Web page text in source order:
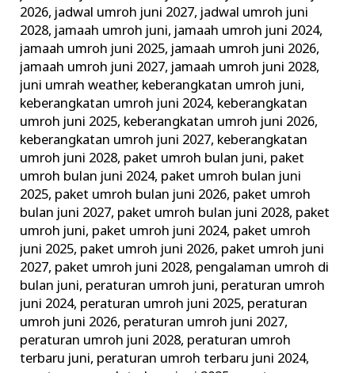
2026, jadwal umroh juni 2027, jadwal umroh juni
2028, jamaah umroh juni, jamaah umroh juni 2024,
jamaah umroh juni 2025, jamaah umroh juni 2026,
jamaah umroh juni 2027, jamaah umroh juni 2028,
juni umrah weather, keberangkatan umroh juni,
keberangkatan umroh juni 2024, keberangkatan
umroh juni 2025, keberangkatan umroh juni 2026,
keberangkatan umroh juni 2027, keberangkatan
umroh juni 2028, paket umroh bulan juni, paket
umroh bulan juni 2024, paket umroh bulan juni
2025, paket umroh bulan juni 2026, paket umroh
bulan juni 2027, paket umroh bulan juni 2028, paket
umroh juni, paket umroh juni 2024, paket umroh
juni 2025, paket umroh juni 2026, paket umroh juni
2027, paket umroh juni 2028, pengalaman umroh di
bulan juni, peraturan umroh juni, peraturan umroh
juni 2024, peraturan umroh juni 2025, peraturan
umroh juni 2026, peraturan umroh juni 2027,
peraturan umroh juni 2028, peraturan umroh
terbaru juni, peraturan umroh terbaru juni 2024,